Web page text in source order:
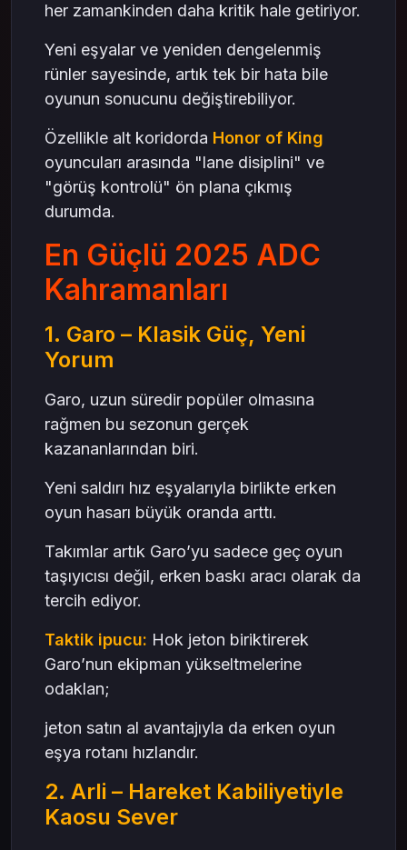
her zamankinden daha kritik hale getiriyor.
Yeni eşyalar ve yeniden dengelenmiş
rünler sayesinde, artık tek bir hata bile
oyunun sonucunu değiştirebiliyor.
Özellikle alt koridorda Honor of King
oyuncuları arasında "lane disiplini" ve
"görüş kontrolü" ön plana çıkmış
durumda.
En Güçlü 2025 ADC
Kahramanları
1. Garo – Klasik Güç, Yeni
Yorum
Garo, uzun süredir popüler olmasına
rağmen bu sezonun gerçek
kazananlarından biri.
Yeni saldırı hız eşyalarıyla birlikte erken
oyun hasarı büyük oranda arttı.
Takımlar artık Garo’yu sadece geç oyun
taşıyıcısı değil, erken baskı aracı olarak da
tercih ediyor.
Taktik ipucu: Hok jeton biriktirerek
Garo’nun ekipman yükseltmelerine
odaklan;
jeton satın al avantajıyla da erken oyun
eşya rotanı hızlandır.
2. Arli – Hareket Kabiliyetiyle
Kaosu Sever